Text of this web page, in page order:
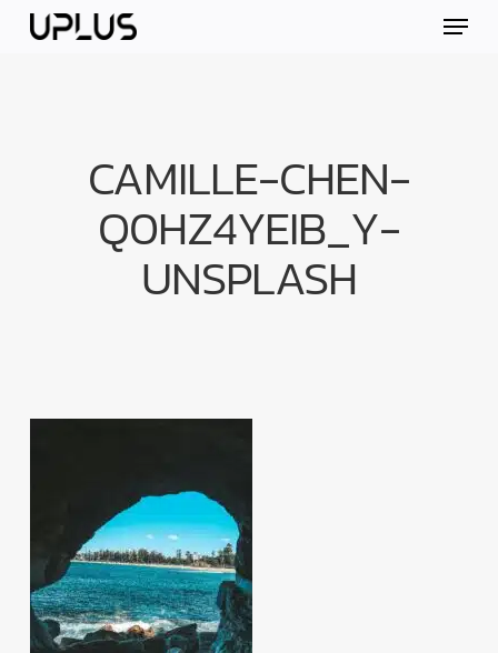
Skip Menu
CAMILLE-CHEN-
Q0HZ4YEIB_Y-
UNSPLASH